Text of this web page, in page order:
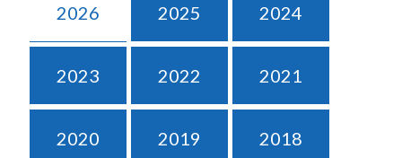
2026 2025 2024
2023 2022 2021
2020 2019 2018